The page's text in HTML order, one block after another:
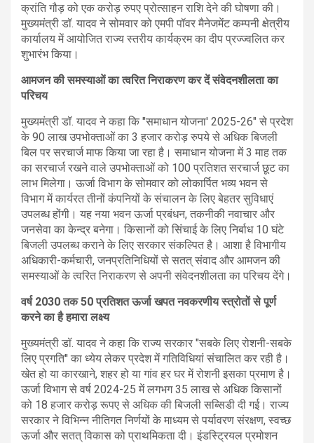
क्रांति गौड़ को एक करोड़ रुपए प्रोत्साहन राशि देने की घोषणा की।
मुख्यमंत्री डॉ. यादव ने सोमवार को एमपी पॉवर मैनेजमेंट कम्पनी क्षेत्रीय
कार्यालय में आयोजित राज्य स्तरीय कार्यक्रम का दीप प्रज्ज्वलित कर
शुभारंभ किया।
आमजन की समस्याओं का त्वरित निराकरण कर दें संवेदनशीलता का
परिचय
मुख्यमंत्री डॉ. यादव ने कहा कि "समाधान योजना' 2025-26" से प्रदेश
के 90 लाख उपभोक्ताओं का 3 हजार करोड़ रुपये से अधिक बिजली
बिल पर सरचार्ज माफ किया जा रहा है। समाधान योजना में 3 माह तक
का सरचार्ज रखने वाले उपभोक्ताओं को 100 प्रतिशत सरचार्ज छूट का
लाभ मिलेगा। ऊर्जा विभाग के सोमवार को लोकार्पित भव्य भवन से
विभाग में कार्यरत तीनों कंपनियों के संचालन के लिए बेहतर सुविधाएं
उपलब्ध होंगी। यह नया भवन ऊर्जा प्रबंधन, तकनीकी नवाचार और
जनसेवा का केन्द्र बनेगा। किसानों को सिंचाई के लिए निर्बाध 10 घंटे
बिजली उपलब्ध कराने के लिए सरकार संकल्पित है। आशा है विभागीय
अधिकारी-कर्मचारी, जनप्रतिनिधियों से सतत् संवाद और आमजन की
समस्याओं के त्वरित निराकरण से अपनी संवेदनशीलता का परिचय देंगे।
वर्ष 2030 तक 50 प्रतिशत ऊर्जा खपत नवकरणीय स्त्रोतों से पूर्ण
करने का है हमारा लक्ष्य
मुख्यमंत्री डॉ. यादव ने कहा कि राज्य सरकार "सबके लिए रोशनी-सबके
लिए प्रगति'' का ध्येय लेकर प्रदेश में गतिविधियां संचालित कर रही है।
खेत हो या कारखाने, शहर हो या गांव हर घर में रोशनी इसका प्रमाण है।
ऊर्जा विभाग से वर्ष 2024-25 में लगभग 35 लाख से अधिक किसानों
को 18 हजार करोड़ रूपए से अधिक की बिजली सब्सिडी दी गई। राज्य
सरकार ने विभिन्न नीतिगत निर्णयों के माध्यम से पर्यावरण संरक्षण, स्वच्छ
ऊर्जा और सतत् विकास को प्राथमिकता दी। इंडस्ट्रियल प्रमोशन